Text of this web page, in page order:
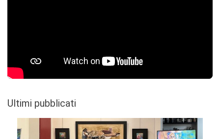
Ultimi pubblicati